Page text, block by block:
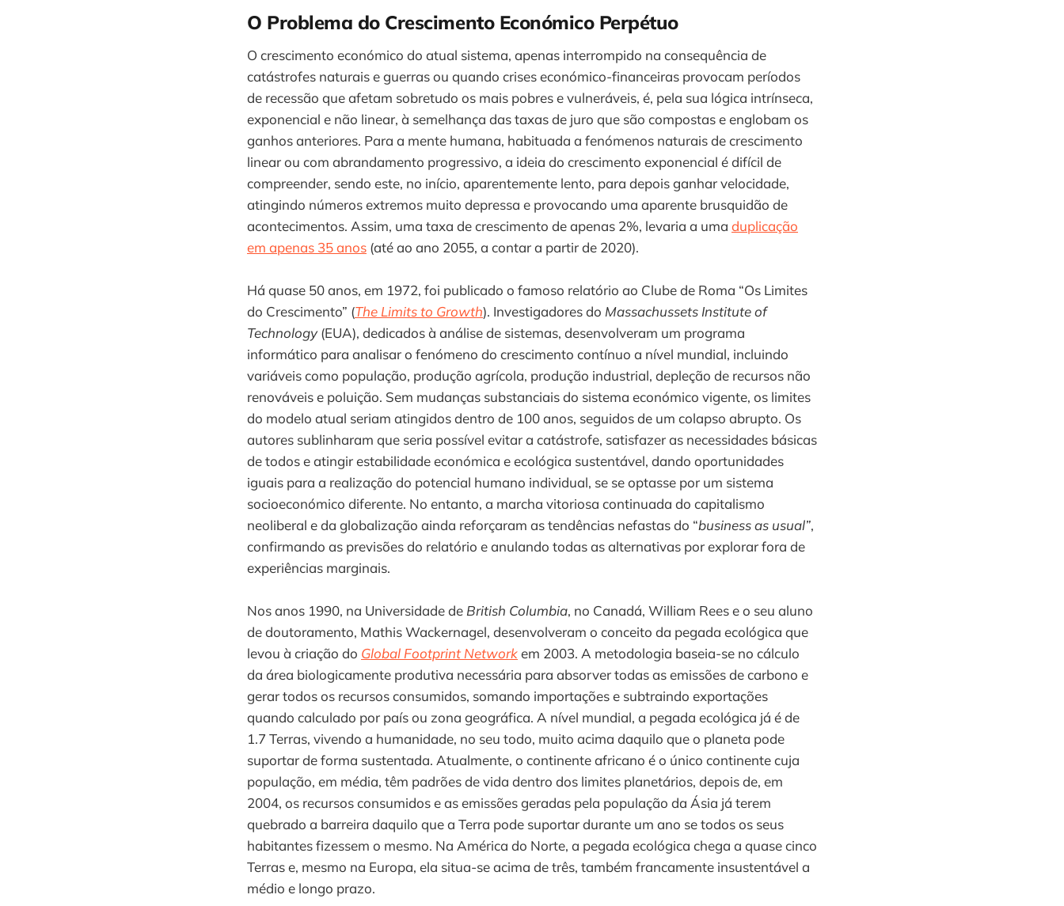
O Problema do Crescimento Económico Perpétuo
O crescimento económico do atual sistema, apenas interrompido na consequência de
catástrofes naturais e guerras ou quando crises económico-financeiras provocam períodos
de recessão que afetam sobretudo os mais pobres e vulneráveis, é, pela sua lógica intrínseca,
exponencial e não linear, à semelhança das taxas de juro que são compostas e englobam os
ganhos anteriores. Para a mente humana, habituada a fenómenos naturais de crescimento
linear ou com abrandamento progressivo, a ideia do crescimento exponencial é difícil de
compreender, sendo este, no início, aparentemente lento, para depois ganhar velocidade,
atingindo números extremos muito depressa e provocando uma aparente brusquidão de
acontecimentos. Assim, uma taxa de crescimento de apenas 2%, levaria a uma duplicação
em apenas 35 anos (até ao ano 2055, a contar a partir de 2020).
Há quase 50 anos, em 1972, foi publicado o famoso relatório ao Clube de Roma “Os Limites
do Crescimento” (The Limits to Growth). Investigadores do Massachussets Institute of
Technology(EUA), dedicados à análise de sistemas, desenvolveram um programa
informático para analisar o fenómeno do crescimento contínuo a nível mundial, incluindo
variáveis como população, produção agrícola, produção industrial, depleção de recursos não
renováveis e poluição. Sem mudanças substanciais do sistema económico vigente, os limites
do modelo atual seriam atingidos dentro de 100 anos, seguidos de um colapso abrupto. Os
autores sublinharam que seria possível evitar a catástrofe, satisfazer as necessidades básicas
de todos e atingir estabilidade económica e ecológica sustentável, dando oportunidades
iguais para a realização do potencial humano individual, se se optasse por um sistema
socioeconómico diferente. No entanto, a marcha vitoriosa continuada do capitalismo
neoliberal e da globalização ainda reforçaram as tendências nefastas do “business as usual”,
confirmando as previsões do relatório e anulando todas as alternativas por explorar fora de
experiências marginais.
Nos anos 1990, na Universidade de British Columbia, no Canadá, William Rees e o seu aluno
de doutoramento, Mathis Wackernagel, desenvolveram o conceito da pegada ecológica que
levou à criação do Global Footprint Networkem 2003. A metodologia baseia-se no cálculo
da área biologicamente produtiva necessária para absorver todas as emissões de carbono e
gerar todos os recursos consumidos, somando importações e subtraindo exportações
quando calculado por país ou zona geográfica. A nível mundial, a pegada ecológica já é de
1.7 Terras, vivendo a humanidade, no seu todo, muito acima daquilo que o planeta pode
suportar de forma sustentada. Atualmente, o continente africano é o único continente cuja
população, em média, têm padrões de vida dentro dos limites planetários, depois de, em
2004, os recursos consumidos e as emissões geradas pela população da Ásia já terem
quebrado a barreira daquilo que a Terra pode suportar durante um ano se todos os seus
habitantes fizessem o mesmo. Na América do Norte, a pegada ecológica chega a quase cinco
Terras e, mesmo na Europa, ela situa-se acima de três, também francamente insustentável a
médio e longo prazo.